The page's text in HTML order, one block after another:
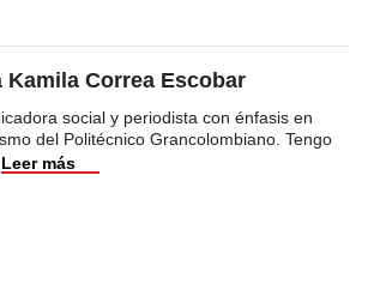
Kamila Correa Escobar
social y periodista con énfasis en
del Politécnico Grancolombiano. Tengo
Leer más